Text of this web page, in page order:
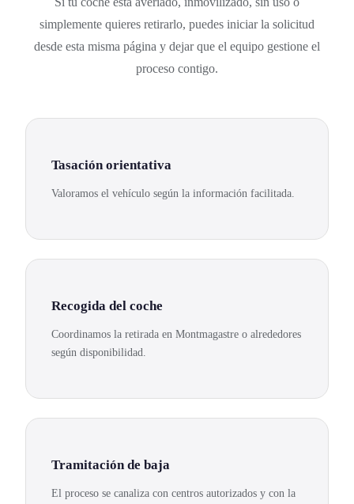
simplemente quieres retirarlo, puedes iniciar la solicitud
desde esta misma página y dejar que el equipo gestione el
proceso contigo.
Tasación orientativa
Valoramos el vehículo según la información facilitada.
Recogida del coche
Coordinamos la retirada en Montmagastre o alrededores
según disponibilidad.
Tramitación de baja
El proceso se canaliza con centros autorizados y con la